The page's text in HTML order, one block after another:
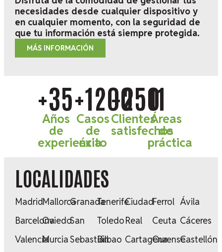
necesidades desde cualquier dispositivo y
en cualquier momento, con la seguridad de
que tu información está siempre protegida.
MÁS INFORMACIÓN
+35
Años
de
experiencia
+1200
Casos
de
éxito
+250
Clientes
satisfechos
11
Áreas
de
práctica
LOCALIDADES
Madrid
Barcelona
Valencia
Mallorca
Oviedo
Murcia
Granada
San
Sebastián
Tenerife
Toledo
Bilbao
Ciudad
Real
Cartagena
Ferrol
Ceuta
Ourense
Ávila
Cáceres
Castellón